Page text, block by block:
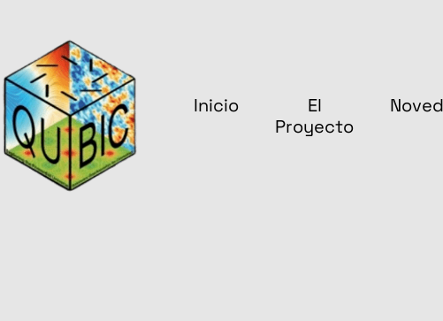
Inicio
El
Proyecto